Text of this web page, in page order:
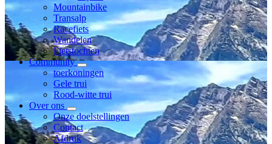
Mountainbike
Transalp
Racefiets
Wandelen
Fietstochten
Community
toerkoningen
Gele trui
Rood-witte trui
Over ons
Onze doelstellingen
Contact
Afdruk